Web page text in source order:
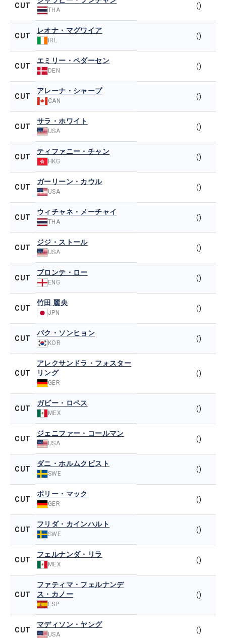
CUT
THA
()
CUT
レオナ・マグワイア
IRL
()
CUT
エミリー・ペダーセン
DEN
()
CUT
アレーナ・シャープ
CAN
()
CUT
サラ・ホワイト
USA
()
CUT
ティファニー・チャン
HKG
()
CUT
ガーリーン・カウル
USA
()
CUT
ウィチャネ・メーチャイ
THA
()
CUT
ジジ・ストール
USA
()
CUT
ブロンテ・ロー
ENG
()
CUT
竹田 麗央
JPN
()
CUT
パク・ソンヒョン
KOR
()
CUT
アレクサンドラ・フォスター
リング
GER
()
CUT
ガビー・ロペス
MEX
()
CUT
ジェニファー・コールマン
USA
()
CUT
ダニ・ホルムクビスト
SWE
()
CUT
ポリー・マック
GER
()
CUT
フリダ・カインハルト
SWE
()
CUT
フェルナンダ・リラ
MEX
()
CUT
ファティマ・フェルナンデ
ス・カノー
ESP
()
CUT
マディソン・ヤング
USA
()